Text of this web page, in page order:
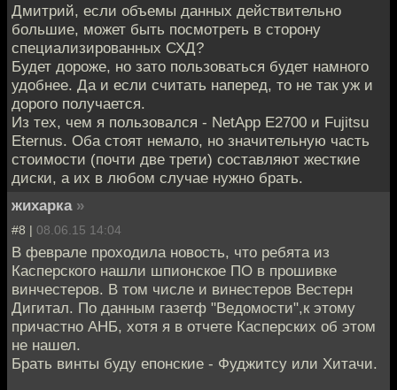
Дмитрий, если объемы данных действительно
большие, может быть посмотреть в сторону
специализированных СХД?
Будет дороже, но зато пользоваться будет намного
удобнее. Да и если считать наперед, то не так уж и
дорого получается.
Из тех, чем я пользовался - NetApp E2700 и Fujitsu
Eternus. Оба стоят немало, но значительную часть
стоимости (почти две трети) составляют жесткие
диски, а их в любом случае нужно брать.
жихарка »
#8 | 08.06.15 14:04
В феврале проходила новость, что ребята из
Касперского нашли шпионское ПО в прошивке
винчестеров. В том числе и винестеров Вестерн
Дигитал. По данным газетф "Ведомости",к этому
причастно АНБ, хотя я в отчете Касперских об этом
не нашел.
Брать винты буду епонские - Фуджитсу или Хитачи.